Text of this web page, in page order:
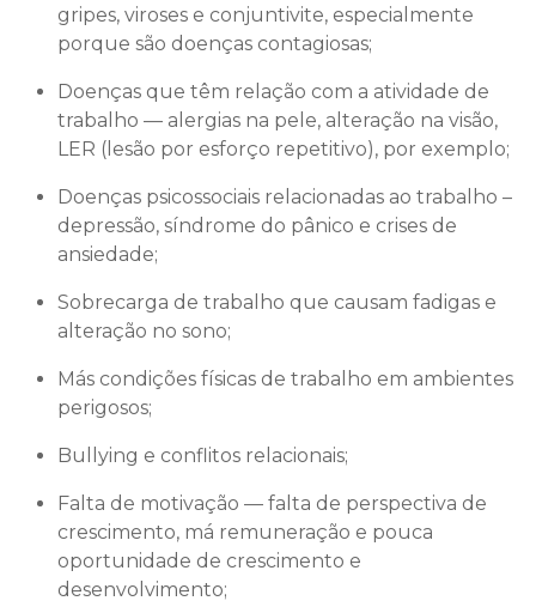
gripes, viroses e conjuntivite, especialmente
porque são doenças contagiosas;
Doenças que têm relação com a atividade de
trabalho — alergias na pele, alteração na visão,
LER (lesão por esforço repetitivo), por exemplo;
Doenças psicossociais relacionadas ao trabalho –
depressão, síndrome do pânico e crises de
ansiedade;
Sobrecarga de trabalho que causam fadigas e
alteração no sono;
Más condições físicas de trabalho em ambientes
perigosos;
Bullying e conflitos relacionais;
Falta de motivação — falta de perspectiva de
crescimento, má remuneração e pouca
oportunidade de crescimento e
desenvolvimento;